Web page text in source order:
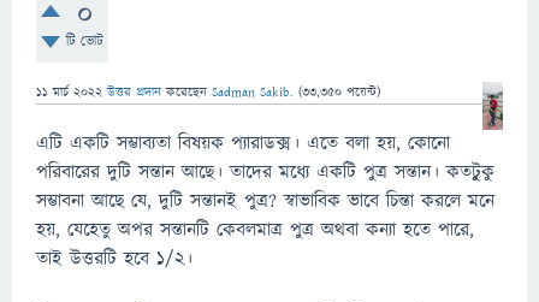
0
টি ভোট
11 মার্চ 2022 উত্তর প্রদান করেছেন Sadman Sakib. (33,350 পয়েন্ট)
এটি একটি সম্ভাব্যতা বিষয়ক প্যারাডক্স। এতে বলা হয়, কোনো
পরিবারের দুটি সন্তান আছে। তাদের মধ্যে একটি পুত্র সন্তান। কতটুুকু
সম্ভাবনা আছে যে, দুটি সন্তানই পুত্র? স্বাভাবিক ভাবে চিন্তা করলে মনে
হয়, যেহেতু অপর সন্তানটি কেবলমাত্র পুত্র অথবা কন্যা হতে পারে,
তাই উত্তরটি হবে ১/২।